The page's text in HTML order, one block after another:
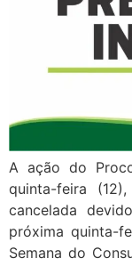
A ação do
quinta-feira
cancelada
próxima quinta-
Semana do